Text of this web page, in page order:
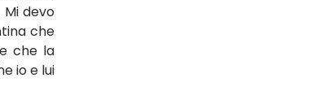
devo
che
che la
io e lui